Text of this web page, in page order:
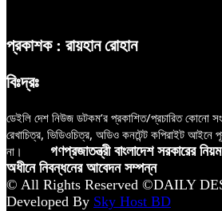
প্রকাশক : রায়হান রোহান
বিঃদ্রঃ
ডেইলি দেশ নিউজ ডটকম’র প্রকাশিত/প্রচারিত কোনো
রেখাচিত্র, ভিডিওচিত্র, অডিও কনটেন্ট কপিরাইট আইনে
না।
গণপ্রজাতন্ত্রী বাংলাদেশ সরকারের
অধীনে নিবন্ধনের আবেদন সম্পন্ন
© All Rights Reserved ©DAILY
Developed By Sky Host BD